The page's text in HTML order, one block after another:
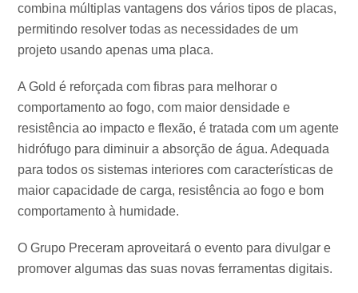
combina múltiplas vantagens dos vários tipos de placas,
permitindo resolver todas as necessidades de um
projeto usando apenas uma placa.
A Gold é reforçada com fibras para melhorar o
comportamento ao fogo, com maior densidade e
resistência ao impacto e flexão, é tratada com um agente
hidrófugo para diminuir a absorção de água. Adequada
para todos os sistemas interiores com características de
maior capacidade de carga, resistência ao fogo e bom
comportamento à humidade.
O Grupo Preceram aproveitará o evento para divulgar e
promover algumas das suas novas ferramentas digitais.